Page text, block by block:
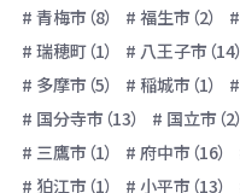
青梅市（8） 福生市（2）
瑞穂町（1）
八王子市（14）
多摩市（5）
稲城市（1）
国分寺市（13）
国立市（2）
三鷹市（1）
府中市（16）
狛江市（1）
小平市（13）